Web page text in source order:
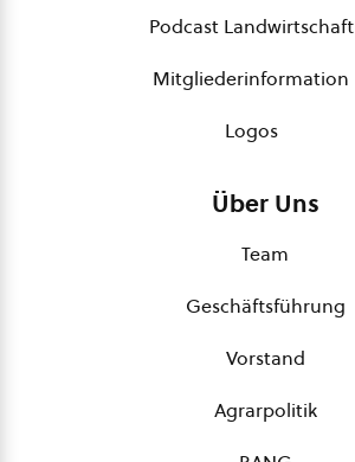
Podcast Landwirtschaft
Mitgliederinformation
Logos
Über Uns
Team
Geschäftsführung
Vorstand
Agrarpolitik